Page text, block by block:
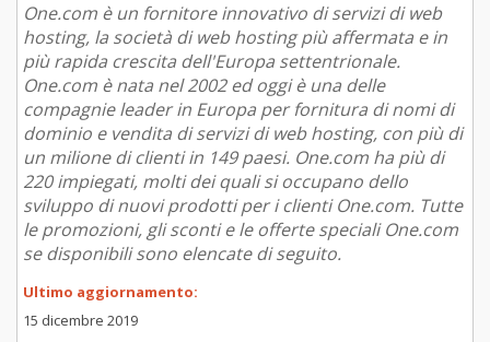
One.com è un fornitore innovativo di servizi di web
hosting, la società di web hosting più affermata e in
più rapida crescita dell'Europa settentrionale.
One.com è nata nel 2002 ed oggi è una delle
compagnie leader in Europa per fornitura di nomi di
dominio e vendita di servizi di web hosting, con più di
un milione di clienti in 149 paesi. One.com ha più di
220 impiegati, molti dei quali si occupano dello
sviluppo di nuovi prodotti per i clienti One.com. Tutte
le promozioni, gli sconti e le offerte speciali One.com
se disponibili sono elencate di seguito.
Ultimo aggiornamento:
15 dicembre 2019